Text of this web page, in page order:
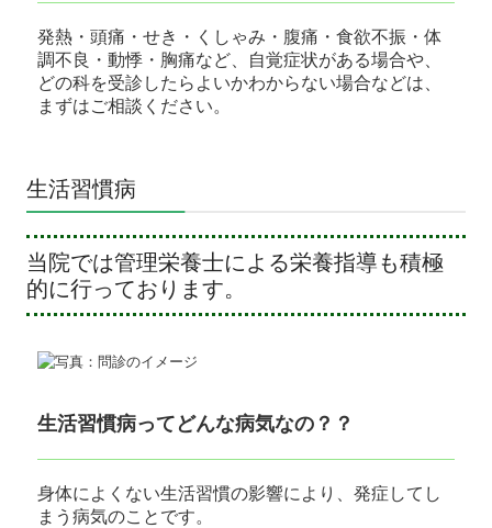
発熱・頭痛・せき・くしゃみ・腹痛・食欲不振・体
調不良・動悸・胸痛など、自覚症状がある場合や、
どの科を受診したらよいかわからない場合などは、
まずはご相談ください。
生活習慣病
当院では管理栄養士による栄養指導も積極
的に行っております。
生活習慣病ってどんな病気なの？？
身体によくない生活習慣の影響により、発症してし
まう病気のことです。